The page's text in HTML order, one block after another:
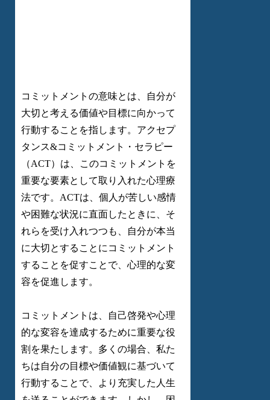
コミットメントの意味とは、自分が
大切と考える価値や目標に向かって
行動することを指します。アクセプ
タンス&コミットメント・セラピー
（ACT）は、このコミットメントを
重要な要素として取り入れた心理療
法です。ACTは、個人が苦しい感情
や困難な状況に直面したときに、そ
れらを受け入れつつも、自分が本当
に大切とすることにコミットメント
することを促すことで、心理的な変
容を促進します。
コミットメントは、自己啓発や心理
的な変容を達成するために重要な役
割を果たします。多くの場合、私た
ちは自分の目標や価値観に基づいて
行動することで、より充実した人生